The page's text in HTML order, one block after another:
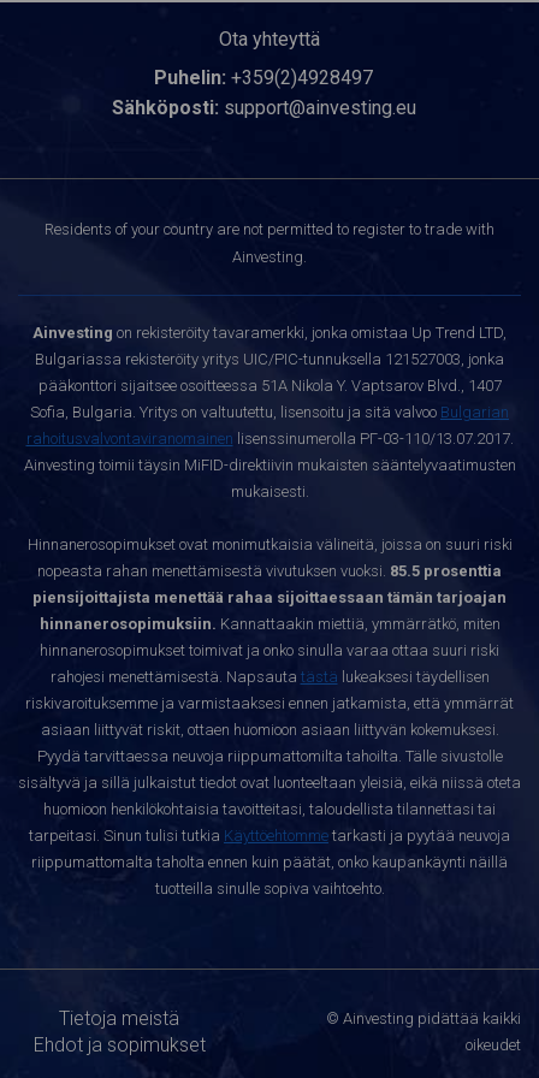
Ota yhteyttä
Puhelin: +359(2)4928497
Sähköposti: support@ainvesting.eu
Residents of your country are not permitted to register to trade with
Ainvesting.
Ainvesting on rekisteröity tavaramerkki, jonka omistaa Up Trend LTD,
Bulgariassa rekisteröity yritys UIC/PIC-tunnuksella 121527003, jonka
pääkonttori sijaitsee osoitteessa 51A Nikola Y. Vaptsarov Blvd., 1407
Sofia, Bulgaria. Yritys on valtuutettu, lisensoitu ja sitä valvoo Bulgarian
rahoitusvalvontaviranomainen lisenssinumerolla РГ-03-110/13.07.2017.
Ainvesting toimii täysin MiFID-direktiivin mukaisten sääntelyvaatimusten
mukaisesti.
Hinnanerosopimukset ovat monimutkaisia välineitä, joissa on suuri riski
nopeasta rahan menettämisestä vivutuksen vuoksi. 85.5 prosenttia
piensijoittajista menettää rahaa sijoittaessaan tämän tarjoajan
hinnanerosopimuksiin. Kannattaakin miettiä, ymmärrätkö, miten
hinnanerosopimukset toimivat ja onko sinulla varaa ottaa suuri riski
rahojesi menettämisestä. Napsauta tästä lukeaksesi täydellisen
riskivaroituksemme ja varmistaaksesi ennen jatkamista, että ymmärrät
asiaan liittyvät riskit, ottaen huomioon asiaan liittyvän kokemuksesi.
Pyydä tarvittaessa neuvoja riippumattomilta tahoilta. Tälle sivustolle
sisältyvä ja sillä julkaistut tiedot ovat luonteeltaan yleisiä, eikä niissä oteta
huomioon henkilökohtaisia tavoitteitasi, taloudellista tilannettasi tai
tarpeitasi. Sinun tulisi tutkia Käyttöehtomme tarkasti ja pyytää neuvoja
riippumattomalta taholta ennen kuin päätät, onko kaupankäynti näillä
tuotteilla sinulle sopiva vaihtoehto.
Tietoja meistä
Ehdot ja sopimukset
© Ainvesting pidättää kaikki
oikeudet